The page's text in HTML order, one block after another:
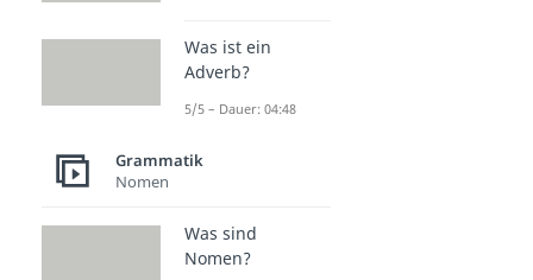
Was ist ein
Adverb?
5/5 – Dauer: 04:48
Grammatik
Nomen
Was sind
Nomen?